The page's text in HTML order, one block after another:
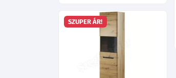
SZUPER ÁR!